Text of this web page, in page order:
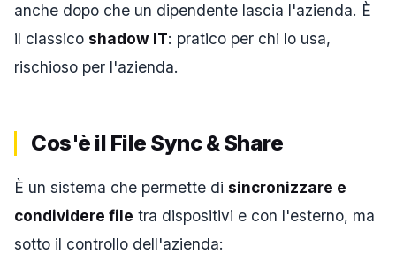
anche dopo che un dipendente lascia l'azienda. È
il classico shadow IT: pratico per chi lo usa,
rischioso per l'azienda.
Cos'è il File Sync & Share
È un sistema che permette di sincronizzare e
condividere file tra dispositivi e con l'esterno, ma
sotto il controllo dell'azienda: